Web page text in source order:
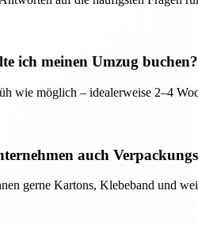
ich meinen Umzug buchen?
wie möglich – idealerweise 2–4
auch
gerne Kartons, Klebeband und